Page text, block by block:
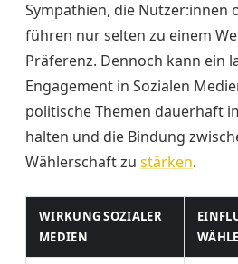
Sympathien, die Nutzer:innen
führen nur selten zu einem
Präferenz. Dennoch kann ein
Engagement in Sozialen
politische Themen dauerhaft
halten und die Bindung
Wählerschaft zu stärken.
WIRKUNG SOZIALER
MEDIEN